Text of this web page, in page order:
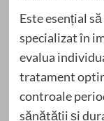
Este esențial
specializat în
evalua
tratament
controale
sănătății și